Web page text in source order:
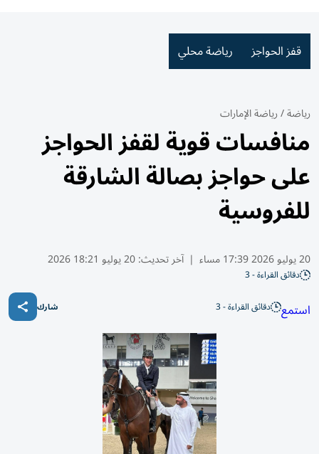
قفز الحواجز رياضة محلي
رياضة/رياضة الإمارات
منافسات قوية لقفز الحواجز
على حواجز بصالة الشارقة
للفروسية
20 يوليو 2026 17:39 مساء | آخر تحديث:20 يوليو 18:21 2026
دقائق القراءة - 3
استمع دقائق القراءة - 3 شارك